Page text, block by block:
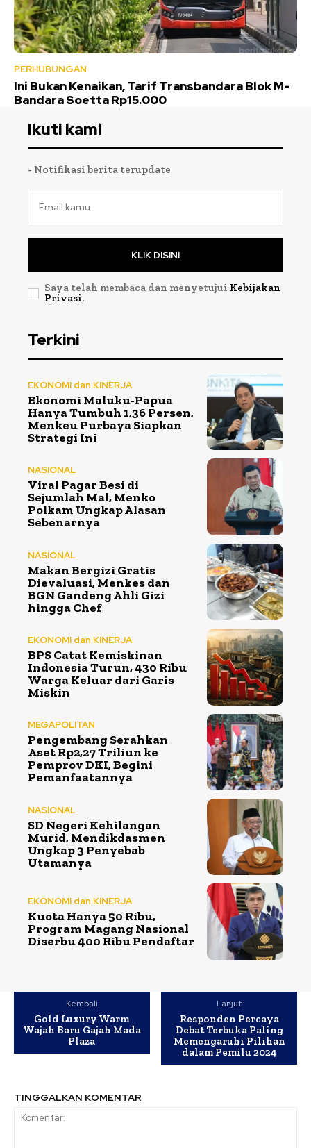
PERHUBUNGAN
Ini Bukan Kenaikan, Tarif Transbandara Blok M-
Bandara Soetta Rp15.000
Ikuti kami
- Notifikasi berita terupdate
KLIK DISINI
Saya telah membaca dan menyetujui Kebijakan
Privasi.
Terkini
EKONOMI dan KINERJA
Ekonomi Maluku-Papua
Hanya Tumbuh 1,36 Persen,
Menkeu Purbaya Siapkan
Strategi Ini
NASIONAL
Viral Pagar Besi di
Sejumlah Mal, Menko
Polkam Ungkap Alasan
Sebenarnya
NASIONAL
Makan Bergizi Gratis
Dievaluasi, Menkes dan
BGN Gandeng Ahli Gizi
hingga Chef
EKONOMI dan KINERJA
BPS Catat Kemiskinan
Indonesia Turun, 430 Ribu
Warga Keluar dari Garis
Miskin
MEGAPOLITAN
Pengembang Serahkan
Aset Rp2,27 Triliun ke
Pemprov DKI, Begini
Pemanfaatannya
NASIONAL
SD Negeri Kehilangan
Murid, Mendikdasmen
Ungkap 3 Penyebab
Utamanya
EKONOMI dan KINERJA
Kuota Hanya 50 Ribu,
Program Magang Nasional
Diserbu 400 Ribu Pendaftar
Kembali
Gold Luxury Warm
Wajah Baru Gajah Mada
Plaza
Lanjut
Responden Percaya
Debat Terbuka Paling
Memengaruhi Pilihan
dalam Pemilu 2024
TINGGALKAN KOMENTAR